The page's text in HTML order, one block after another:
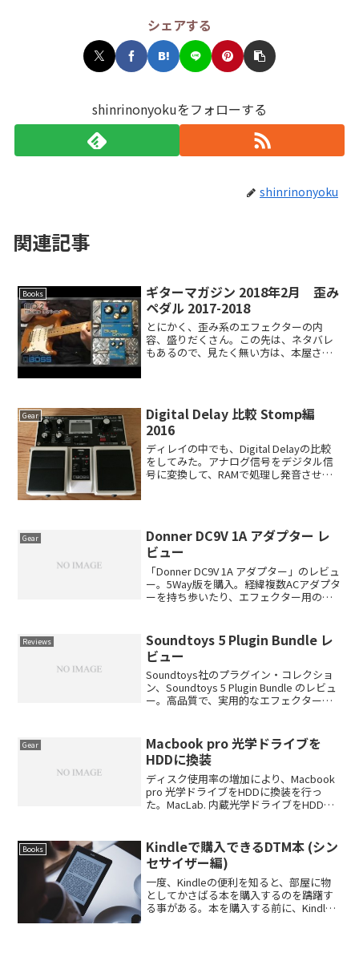
シェアする
shinrinonyokuをフォローする
shinrinonyoku
関連記事
Books
ギターマガジン 2018年2月 歪み
ペダル 2017-2018
とにかく、歪み系のエフェクターの内
容、盛りだくさん。この先は、ネタバレ
もあるので、見たく無い方は、本屋さん
Gear
Digital Delay 比較 Stomp編
2016
ディレイの中でも、Digital Delayの比較
をしてみた。アナログ信号をデジタル信
号に変換して、RAMで処理し発音させる
Gear
Donner DC9V 1A アダプター レ
ビュー
「Donner DC9V 1A アダプター」のレビュ
ー。5Way版を購入。経緯複数ACアダプタ
ーを持ち歩いたり、エフェクター用のパ
邪魔になる事があったので、別の商品...
Reviews
Soundtoys 5 Plugin Bundle レ
ビュー
Soundtoys社のプラグイン・コレクショ
ン、Soundtoys 5 Plugin Bundle のレビュ
ー。高品質で、実用的なエフェクター集
に。Crystalliz...
Gear
Macbook pro 光学ドライブを
HDDに換装
ディスク使用率の増加により、Macbook
pro 光学ドライブをHDDに換装を行っ
た。MacLab. 内蔵光学ドライブをHDDや
13/15/17 ...
Books
Kindleで購入できるDTM本 (シン
セサイザー編)
一度、Kindleの便利を知ると、部屋に物
としてかさばる本を購入するのを躊躇す
る事がある。本を購入する前に、Kindle